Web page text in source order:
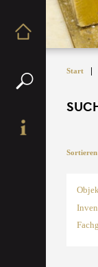
Start |